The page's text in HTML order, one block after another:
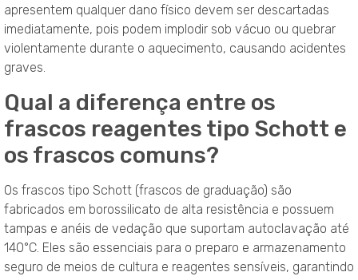
apresentem qualquer dano físico devem ser descartadas
imediatamente, pois podem implodir sob vácuo ou quebrar
violentamente durante o aquecimento, causando acidentes
graves.
Qual a diferença entre os
frascos reagentes tipo Schott e
os frascos comuns?
Os frascos tipo Schott (frascos de graduação) são
fabricados em borossilicato de alta resistência e possuem
tampas e anéis de vedação que suportam autoclavação até
140°C. Eles são essenciais para o preparo e armazenamento
seguro de meios de cultura e reagentes sensíveis, garantindo